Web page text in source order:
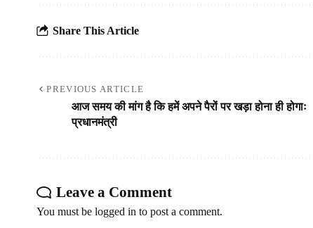
Share This Article
PREVIOUS ARTICLE
आज समय की मांग है कि हमें अपने पैरों पर खड़ा होना ही होगाः
प्रधानमंत्री
Leave a Comment
You must be logged in to post a comment.